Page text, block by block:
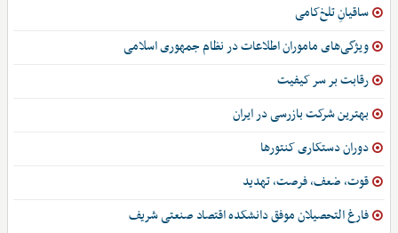
ساقیانِ تلخ‌کامی
ویژگی‌های ماموران اطلاعات در نظام جمهوری اسلامی
رقابت بر سر کیفیت
بهترین شرکت بازرسی در ایران
دوران دستکاری کنتورها
قوت، ضعف، فرصت، تهدید
فارغ التحصیلان موفق دانشکده اقتصاد صنعتی شریف